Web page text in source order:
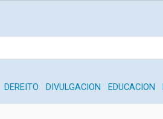
DEREITO DIVULGACION EDUCACION